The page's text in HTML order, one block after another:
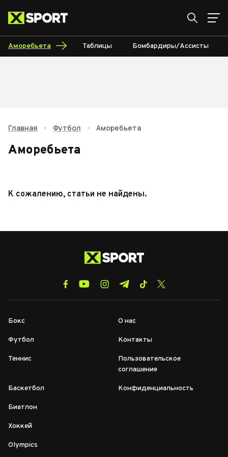
Аморебьета Таблицы Бомбардиры/Ассисты
Главная • Футбол • Аморебьета
Аморебьета
К сожалению, статьи не найдены.
Бокс
Футбол
Теннис
Баскетбол
Биатлон
Хоккей
Olympics
О нас
Контакты
Пользовательское
соглашение
Конфиденциальность